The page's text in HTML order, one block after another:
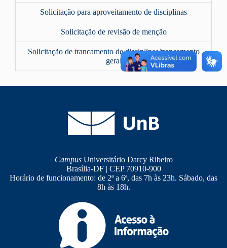
Solicitação para aproveitamento de disciplinas
Solicitação de revisão de menção
Solicitação de trancamento de disciplinas/trancamento
geral
CampusUniversitário Darcy Ribeiro
Brasília-DF | CEP 70910-900
Horário de funcionamento: de 2ª a 6ª, das 7h às 23h. Sábado, das
8h às 18h.